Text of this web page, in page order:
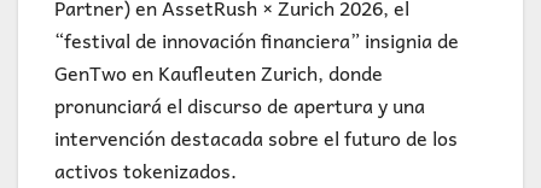
Partner) en AssetRush × Zurich 2026, el
“festival de innovación financiera” insignia de
GenTwo en Kaufleuten Zurich, donde
pronunciará el discurso de apertura y una
intervención destacada sobre el futuro de los
activos tokenizados.